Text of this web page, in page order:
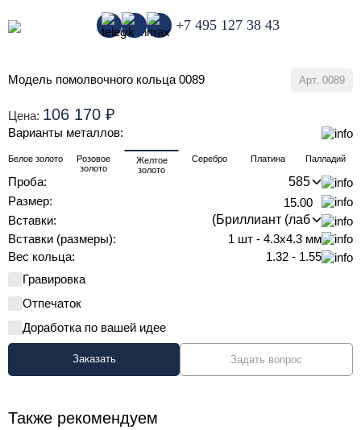
+7 495 127 38 43
Модель помолвочного кольца 0089 Арт. 0089
Цена: 106 170 ₽
Варианты металлов:
Белое золото
Розовое
золото
Желтое
золото
Серебро Платина Палладий
Проба:
Размер:
15.00
Вставки:
Вставки (размеры):
1 шт - 4.3х4.3 мм
Вес кольца:
1.32 - 1.55
Гравировка
Отпечаток
Доработка по вашей идее
Заказать Задать вопрос
Также рекомендуем